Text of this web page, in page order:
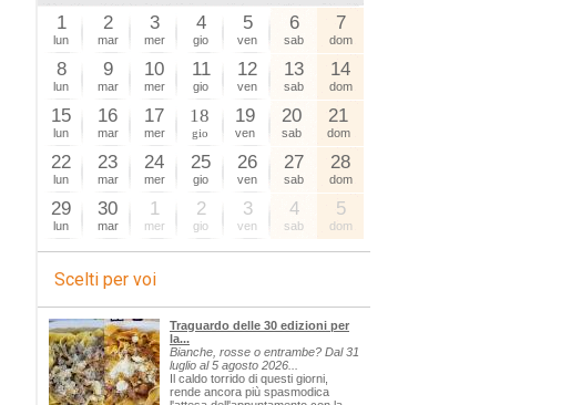
1
lun
2
mar
3
mer
4
gio
5
ven
6
sab
7
dom
8
lun
9
mar
10
mer
11
gio
12
ven
13
sab
14
dom
15
lun
16
mar
17
mer
18
gio
19
ven
20
sab
21
dom
22
lun
23
mar
24
mer
25
gio
26
ven
27
sab
28
dom
29
lun
30
mar
1
mer
2
gio
3
ven
4
sab
5
dom
Scelti per voi
Traguardo delle 30 edizioni per
la...
Bianche, rosse o entrambe? Dal 31
luglio al 5 agosto 2026...
Il caldo torrido di questi giorni,
rende ancora più spasmodica